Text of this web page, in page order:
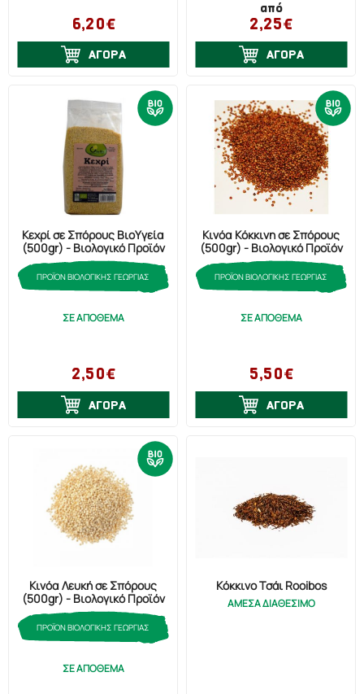
6,20€
ΑΓΟΡΑ
από
2,25€
ΑΓΟΡΑ
Κεχρί σε Σπόρους ΒιοΥγεία
(500gr) - Βιολογικό Προϊόν
ΠΡΟΪΟΝ ΒΙΟΛΟΓΙΚΗΣ ΓΕΩΡΓΙΑΣ
ΣΕ ΑΠΟΘΕΜΑ
2,50€
ΑΓΟΡΑ
Κινόα Κόκκινη σε Σπόρους
(500gr) - Βιολογικό Προϊόν
ΠΡΟΪΟΝ ΒΙΟΛΟΓΙΚΗΣ ΓΕΩΡΓΙΑΣ
ΣΕ ΑΠΟΘΕΜΑ
5,50€
ΑΓΟΡΑ
Κινόα Λευκή σε Σπόρους
(500gr) - Βιολογικό Προϊόν
ΠΡΟΪΟΝ ΒΙΟΛΟΓΙΚΗΣ ΓΕΩΡΓΙΑΣ
ΣΕ ΑΠΟΘΕΜΑ
Κόκκινο Τσάι Rooibos
ΑΜΕΣΑ ΔΙΑΘΕΣΙΜΟ